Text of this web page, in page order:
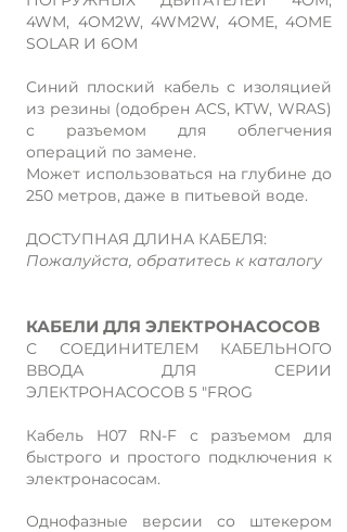
4WM, 4OM2W, 4WM2W, 4OME, 4OME
SOLAR И 6OM
Синий плоский кабель с изоляцией
из резины (одобрен ACS, KTW, WRAS)
с разъемом для облегчения
операций по замене.
Может использоваться на глубине до
250 метров, даже в питьевой воде.
ДОСТУПНАЯ ДЛИНА КАБЕЛЯ:
Пожалуйста, обратитесь к каталогу
КАБЕЛИ ДЛЯ ЭЛЕКТРОНАСОСОВ
С СОЕДИНИТЕЛЕМ КАБЕЛЬНОГО
ВВОДА ДЛЯ СЕРИИ
ЭЛЕКТРОНАСОСОВ 5 "FROG
Кабель H07 RN-F с разъемом для
быстрого и простого подключения к
электронасосам.
Однофазные версии со штекером